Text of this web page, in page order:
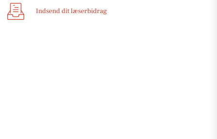
Indsend dit læserbidrag